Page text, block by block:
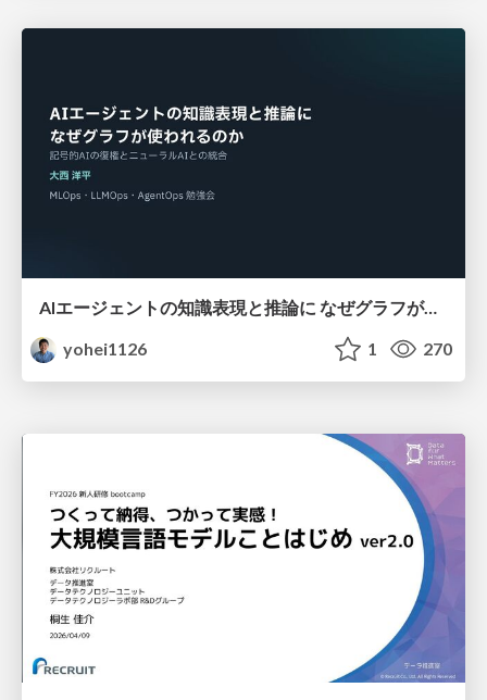
AIエージェントの知識表現と推論に なぜグラフが使われるのか - 記号的AIの復権とニューラルAIとの統合
yohei1126
1 270